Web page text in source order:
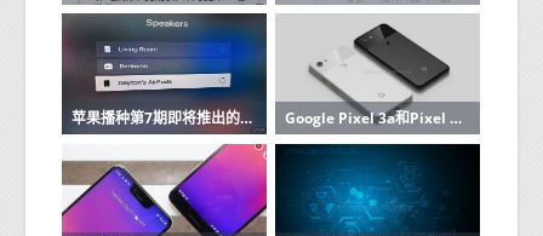
苹果播种第7期即将推出的tvOS 13更新开发者 Google Pixel 3a和Pixel 3a XL更新将Playmoji带入前置摄像头